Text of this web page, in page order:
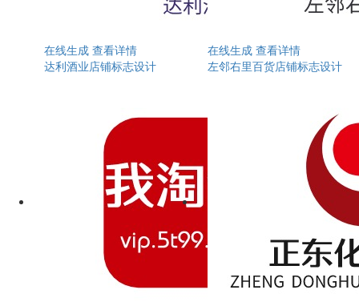
在线生成 查看详情
达利酒业店铺标志设计
在线生成 查看详情
左邻右里百货店铺标志设计